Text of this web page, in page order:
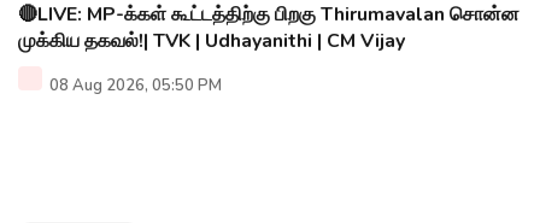
🔴LIVE: MP-க்கள் கூட்டத்திற்கு பிறகு Thirumavalan சொன்ன
முக்கிய தகவல்!| TVK | Udhayanithi | CM Vijay
08 Aug 2026, 05:50 PM